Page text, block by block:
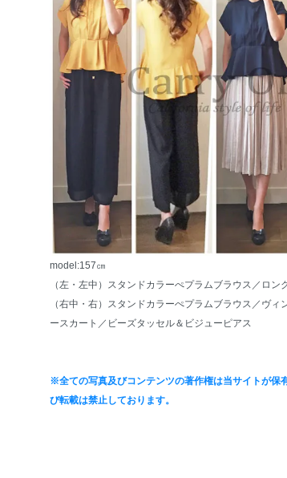
model:157㎝
（左・左中）スタンドカラーぺプラムブラウス／ ロン
（右中・右）スタンドカラーぺプラムブラウス／ ヴィ
ースカート ／ ビーズタッセル＆ビジューピアス
※全ての写真及びコンテンツの著作権は当サイトが保
び転載は禁止しております。